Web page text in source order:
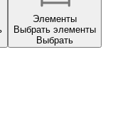
Элементы
Выбрать элементы
Выбрать